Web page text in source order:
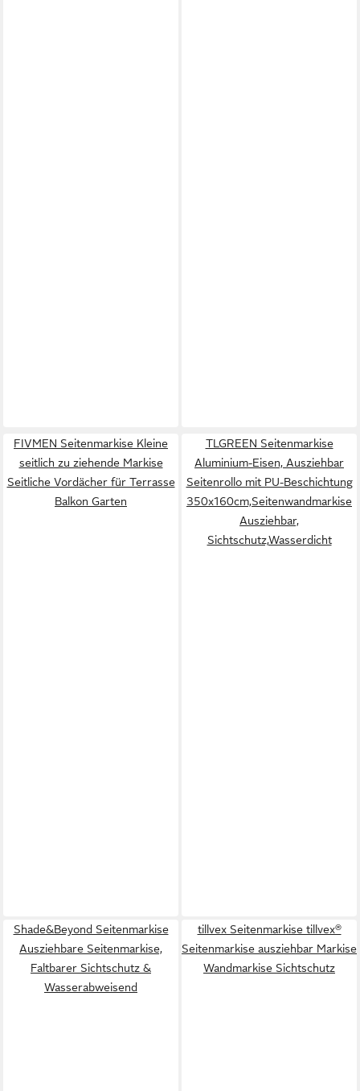
FIVMEN Seitenmarkise Kleine
seitlich zu ziehende Markise
Seitliche Vordächer für Terrasse
Balkon Garten
TLGREEN Seitenmarkise
Aluminium-Eisen, Ausziehbar
Seitenrollo mit PU-Beschichtung
350x160cm,Seitenwandmarkise
Ausziehbar,
Sichtschutz,Wasserdicht
Shade&Beyond Seitenmarkise
Ausziehbare Seitenmarkise,
Faltbarer Sichtschutz &
Wasserabweisend
tillvex Seitenmarkise tillvex®
Seitenmarkise ausziehbar Markise
Wandmarkise Sichtschutz